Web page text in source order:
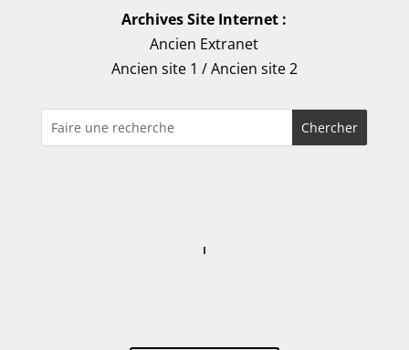
Archives Site Internet :
Ancien Extranet
Ancien site 1 /Ancien site 2